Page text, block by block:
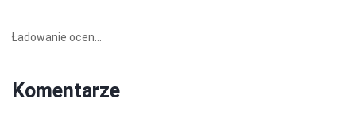
Ładowanie ocen...
Komentarze